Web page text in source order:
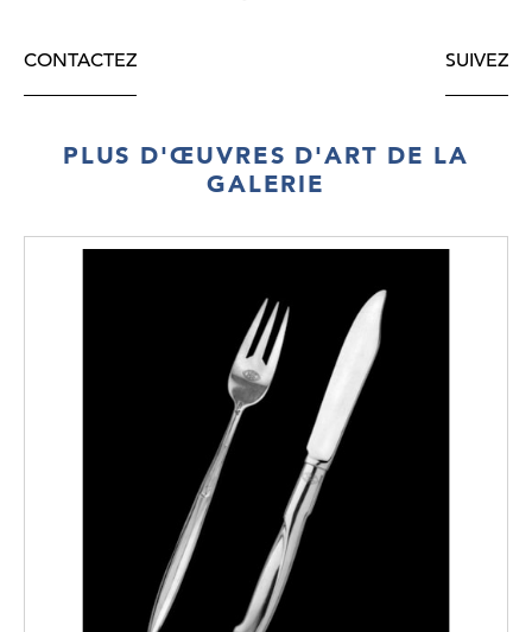
CONTACTEZ SUIVEZ
PLUS D'ŒUVRES D'ART DE LA
GALERIE